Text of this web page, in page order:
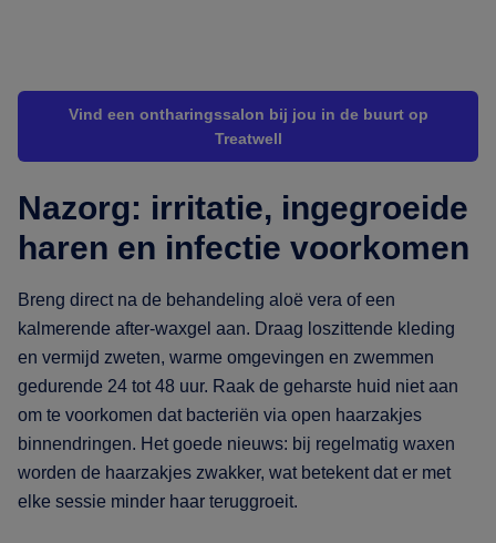
Vind een ontharingssalon bij jou in de buurt op
Treatwell
Nazorg: irritatie, ingegroeide
haren en infectie voorkomen
Breng direct na de behandeling aloë vera of een
kalmerende after-waxgel aan. Draag loszittende kleding
en vermijd zweten, warme omgevingen en zwemmen
gedurende 24 tot 48 uur. Raak de geharste huid niet aan
om te voorkomen dat bacteriën via open haarzakjes
binnendringen. Het goede nieuws: bij regelmatig waxen
worden de haarzakjes zwakker, wat betekent dat er met
elke sessie minder haar teruggroeit.